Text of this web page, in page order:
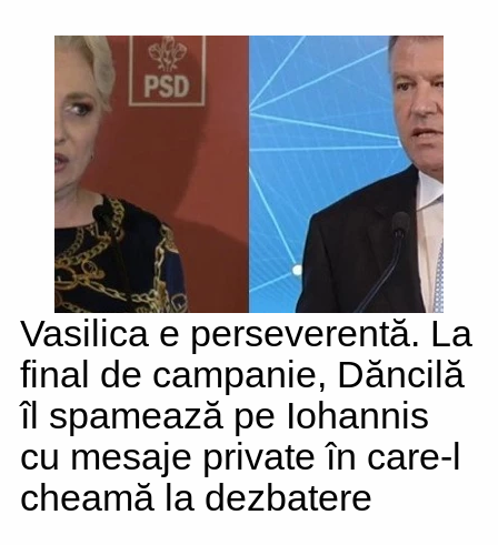
Vasilica e perseverentă. La
final de campanie, Dăncilă
îl spamează pe Iohannis
cu mesaje private în care-l
cheamă la dezbatere